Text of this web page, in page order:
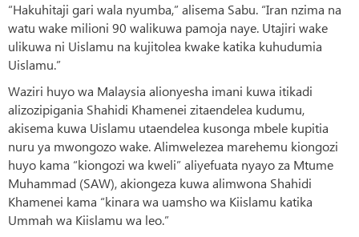
“Hakuhitaji gari wala nyumba,” alisema Sabu. “Iran nzima na
watu wake milioni 90 walikuwa pamoja naye. Utajiri wake
ulikuwa ni Uislamu na kujitolea kwake katika kuhudumia
Uislamu.”
Waziri huyo wa Malaysia alionyesha imani kuwa itikadi
alizozipigania Shahidi Khamenei zitaendelea kudumu,
akisema kuwa Uislamu utaendelea kusonga mbele kupitia
nuru ya mwongozo wake. Alimwelezea marehemu kiongozi
huyo kama “kiongozi wa kweli” aliyefuata nyayo za Mtume
Muhammad (SAW), akiongeza kuwa alimwona Shahidi
Khamenei kama “kinara wa uamsho wa Kiislamu katika
Ummah wa Kiislamu wa leo.”